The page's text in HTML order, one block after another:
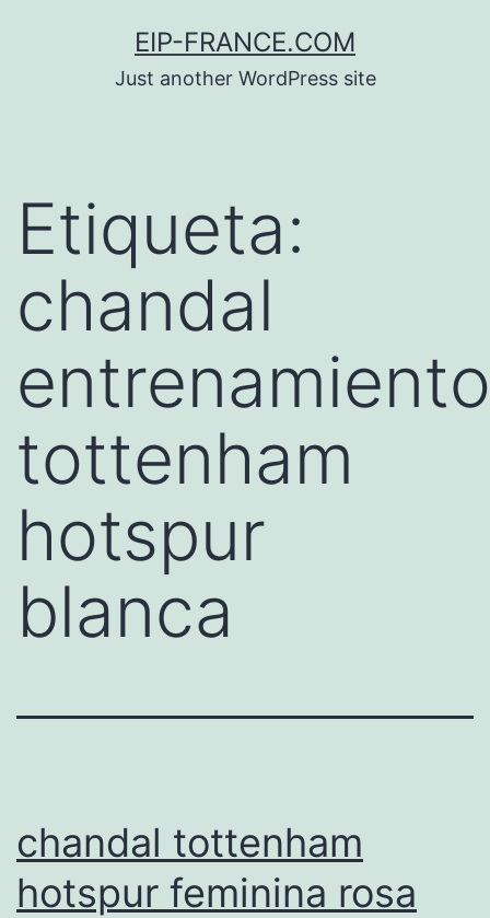
EIP-FRANCE.COM
Just another WordPress site
Etiqueta:
chandal
entrenamiento
tottenham
hotspur
blanca
chandal tottenham
hotspur feminina rosa